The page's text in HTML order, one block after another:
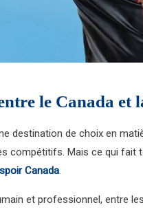
le Canada et
destination de choix en
compétitifs. Mais ce qui fait
Canada.
et professionnel, entre